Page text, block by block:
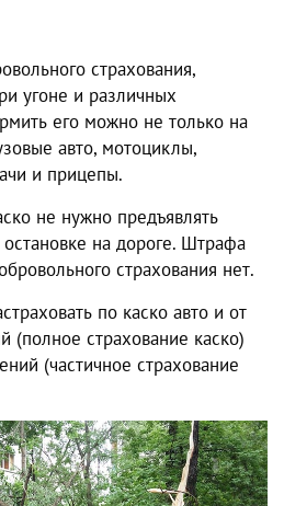
страхования,
угоне и различных
его можно не только на
авто, мотоциклы,
и прицепы.
не нужно предъявлять
на дороге. Штрафа
страхования нет.
по каско авто и от
(полное страхование каско)
(частичное страхование